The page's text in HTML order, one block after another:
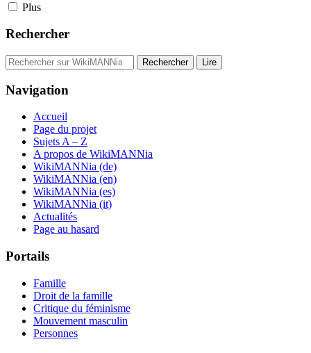
Plus
Rechercher
Navigation
Accueil
Page du projet
Sujets A – Z
A propos de WikiMANNia
WikiMANNia (de)
WikiMANNia (en)
WikiMANNia (es)
WikiMANNia (it)
Actualités
Page au hasard
Portails
Famille
Droit de la famille
Critique du féminisme
Mouvement masculin
Personnes